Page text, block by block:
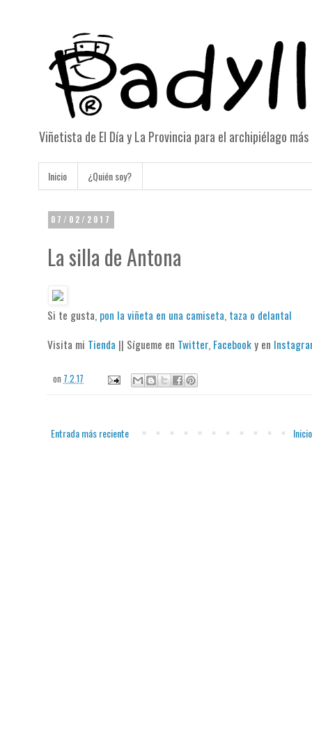
Viñetista de El Día y La Provincia para el archipiélago
Inicio ¿Quién soy?
07/02/2017
La silla de Antona
Si te gusta, pon la viñeta en una camiseta, taza o delantal
Visita mi Tienda || Sígueme en Twitter, Facebooky en
on 7.2.17
Entrada más reciente Inicio